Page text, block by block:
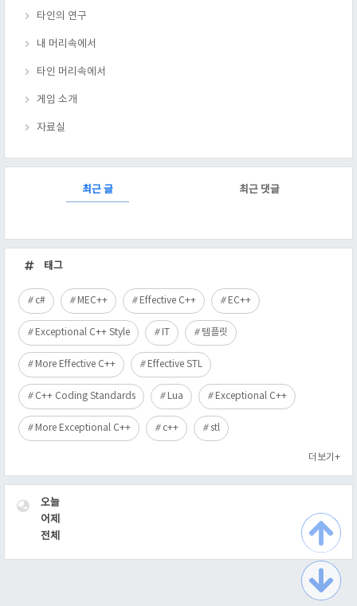
타인의 연구
내 머리속에서
타인 머리속에서
게임 소개
자료실
최근 글 최근 댓글
근
글
태그
c# MEC++ Effective C++ EC++
Exceptional C++ Style IT 템플릿
More Effective C++ Effective STL
C++ Coding Standards Lua Exceptional C++
More Exceptional C++ c++ stl
더보기+
VISITOR
오늘
어제
전체